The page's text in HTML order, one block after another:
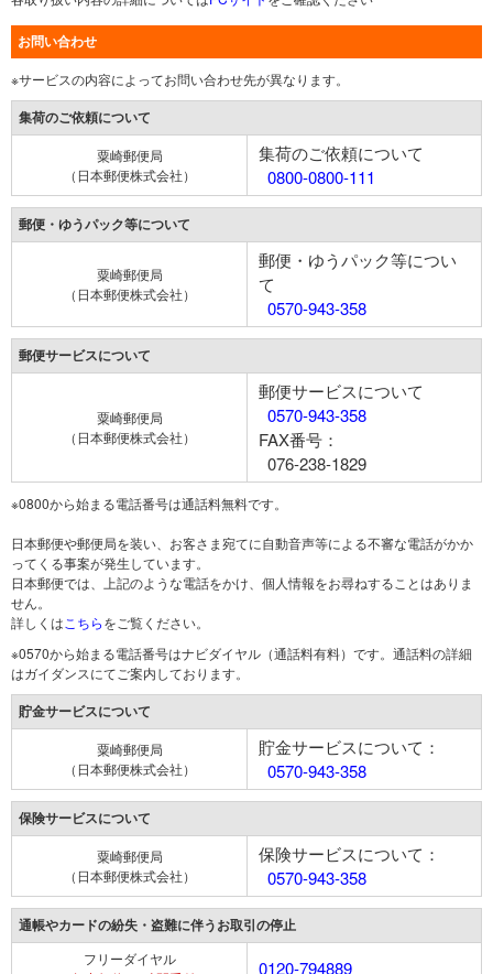
お問い合わせ
※サービスの内容によってお問い合わせ先が異なります。
集荷のご依頼について
粟崎郵便局
（日本郵便株式会社）
集荷のご依頼について
0800-0800-111
郵便・ゆうパック等について
粟崎郵便局
（日本郵便株式会社）
郵便・ゆうパック等につい
て
0570-943-358
郵便サービスについて
粟崎郵便局
（日本郵便株式会社）
郵便サービスについて
0570-943-358
FAX番号：
076-238-1829
※0800から始まる電話番号は通話料無料です。
日本郵便や郵便局を装い、お客さま宛てに自動音声等による不審な電話がかか
ってくる事案が発生しています。
日本郵便では、上記のような電話をかけ、個人情報をお尋ねすることはありま
せん。
詳しくは こちらをご覧ください。
※0570から始まる電話番号はナビダイヤル（通話料有料）です。通話料の詳細
はガイダンスにてご案内しております。
貯金サービスについて
粟崎郵便局
（日本郵便株式会社）
貯金サービスについて：
0570-943-358
保険サービスについて
粟崎郵便局
（日本郵便株式会社）
保険サービスについて：
0570-943-358
通帳やカードの紛失・盗難に伴うお取引の停止
フリーダイヤル
0120-794889